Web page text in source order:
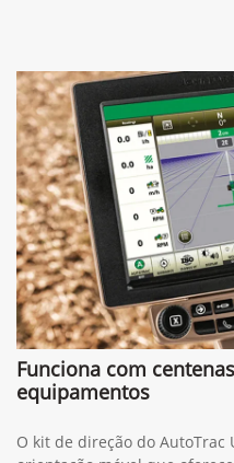
Funciona com
equipamentos
O kit de direção do AutoTrac